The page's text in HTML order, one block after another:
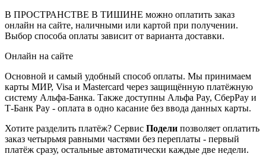
В ПРОСТРАНСТВЕ В ТИШИНЕ можно оплатить заказ
онлайн на сайте, наличными или картой при получении.
Выбор способа оплаты зависит от варианта доставки.
Онлайн на сайте
Основной и самый удобный способ оплаты. Мы принимаем
карты МИР, Visa и Mastercard через защищённую платёжную
систему Альфа-Банка. Также доступны Альфа Pay, СберPay и
Т-Банк Pay - оплата в одно касание без ввода данных карты.
Хотите разделить платёж? Сервис Подели позволяет оплатить
заказ четырьмя равными частями без переплаты - первый
платёж сразу, остальные автоматически каждые две недели.